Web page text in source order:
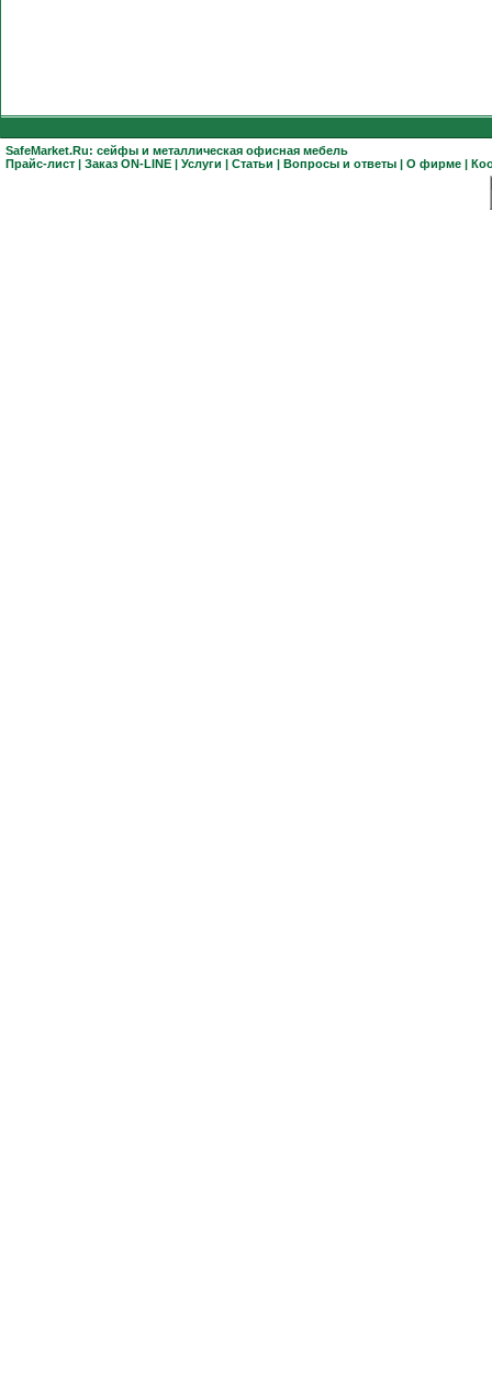
SafeMarket.Ru: сейфы и металлическая офисная мебель
Прайс-лист | Заказ ON-LINE | Услуги | Статьи | Вопросы и ответы | О фирме |